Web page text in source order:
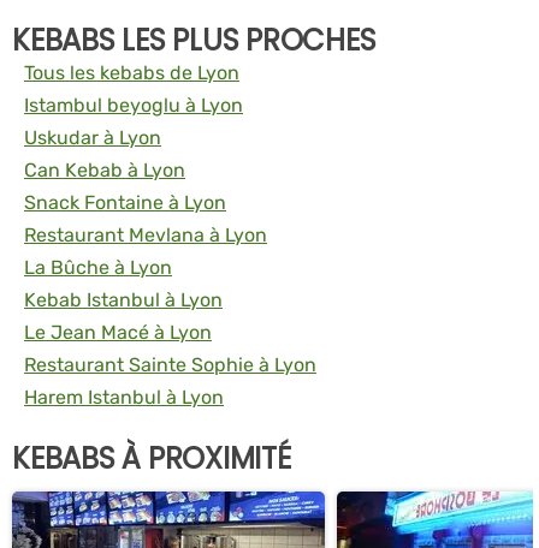
KEBABS LES PLUS PROCHES
Tous les kebabs de Lyon
Istambul beyoglu à Lyon
Uskudar à Lyon
Can Kebab à Lyon
Snack Fontaine à Lyon
Restaurant Mevlana à Lyon
La Bûche à Lyon
Kebab Istanbul à Lyon
Le Jean Macé à Lyon
Restaurant Sainte Sophie à Lyon
Harem Istanbul à Lyon
KEBABS À PROXIMITÉ